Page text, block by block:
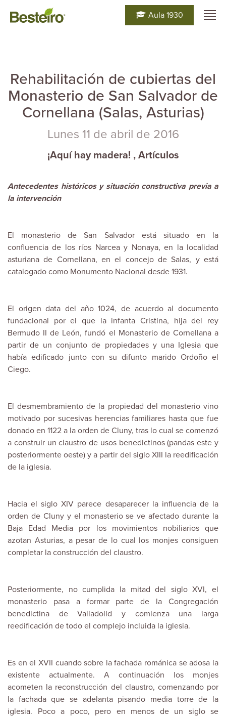
Aula 1930
Rehabilitación de cubiertas del
Monasterio de San Salvador de
Cornellana (Salas, Asturias)
Lunes 11 de abril de 2016
¡Aquí hay madera! , Artículos
Antecedentes históricos y situación constructiva previa a
la intervención
El monasterio de San Salvador está situado en la
confluencia de los ríos Narcea y Nonaya, en la localidad
asturiana de Cornellana, en el concejo de Salas, y está
catalogado como Monumento Nacional desde 1931.
El origen data del año 1024, de acuerdo al documento
fundacional por el que la infanta Cristina, hija del rey
Bermudo II de León, fundó el Monasterio de Cornellana a
partir de un conjunto de propiedades y una Iglesia que
había edificado junto con su difunto marido Ordoño el
Ciego.
El desmembramiento de la propiedad del monasterio vino
motivado por sucesivas herencias familiares hasta que fue
donado en 1122 a la orden de Cluny, tras lo cual se comenzó
a construir un claustro de usos benedictinos (pandas este y
posteriormente oeste) y a partir del siglo XIII la reedificación
de la iglesia.
Hacia el siglo XIV parece desaparecer la influencia de la
orden de Cluny y el monasterio se ve afectado durante la
Baja Edad Media por los movimientos nobiliarios que
azotan Asturias, a pesar de lo cual los monjes consiguen
completar la construcción del claustro.
Posteriormente, no cumplida la mitad del siglo XVI, el
monasterio pasa a formar parte de la Congregación
benedictina de Valladolid y comienza una larga
reedificación de todo el complejo incluida la iglesia.
Es en el XVII cuando sobre la fachada románica se adosa la
existente actualmente. A continuación los monjes
acometen la reconstrucción del claustro, comenzando por
la fachada que se adelanta pisando media torre de la
iglesia. Poco a poco, pero en menos de un siglo se